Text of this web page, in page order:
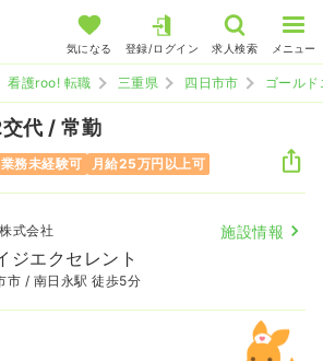
気になる 登録/ログイン 求人検索 メニュー
看護roo! 転職 三重県 四日市市 ゴール
代 / 常勤
務未経験可 月給25万円以上可
式会社 施設情報
ジエクセレント
市 / 南日永駅 徒歩5分